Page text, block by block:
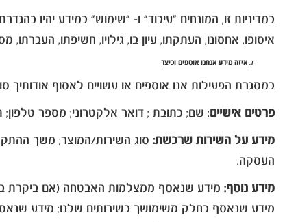
במדיניות זו, המונחים "עיבוד" ו- "שימוש" במידע יהיו כהגדרתם בחוק
איסופו, אחסונו, העתקתו, עיון בו, גילויו, חשיפתו, העברתו,
איזה מידע אנחנו אוספים וכיצד
במסגרת הפעילות אנו אוספים או עשויים לאסוף אודותיך
פרטים אישיים: שם; כתובת ; דואר אלקטרוני; מספר טלפון;
מידע על השירות שרכשת: סוג השירות/המוצר; משך
העסקה.
מידע נוסף: מידע שנאסף ממצלמות האבטחה (אם ביקרת